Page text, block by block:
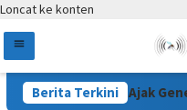
Loncat ke konten
Berita Terkini
Wabup Debby Ajak